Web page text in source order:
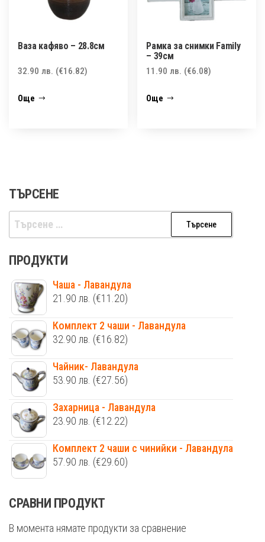
Ваза кафяво – 28.8см
32.90 лв. (€16.82)
Още
Рамка за снимки Family
– 39см
11.90лв. (€6.08)
Още
ТЪРСЕНЕ
Търсене
за:
ПРОДУКТИ
Чаша - Лавандула
21.90 лв. (€11.20)
Комплект 2 чаши - Лавандула
32.90 лв. (€16.82)
Чайник- Лавандула
53.90 лв. (€27.56)
Захарница - Лавандула
23.90 лв. (€12.22)
Комплект 2 чаши с чинийки - Лавандула
57.90 лв. (€29.60)
СРАВНИ ПРОДУКТ
В момента нямате продукти за сравнение